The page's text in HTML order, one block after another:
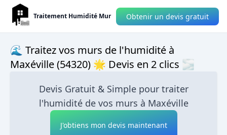
Traitement Humidité Mur Obtenir un devis gratuit
🌊 Traitez vos murs de l'humidité à
Maxéville (54320) 🌟 Devis en 2 clics 🌫
Devis Gratuit & Simple pour traiter
l'humidité de vos murs à Maxéville
J'obtiens mon devis maintenant